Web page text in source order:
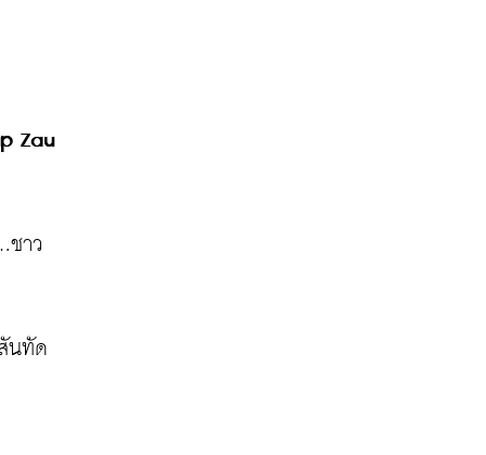
Zau
ชาว
นทัด